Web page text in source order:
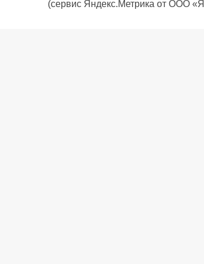
(сервис Яндекс.Метрика от ООО